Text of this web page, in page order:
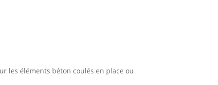
les éléments béton coulés en place ou